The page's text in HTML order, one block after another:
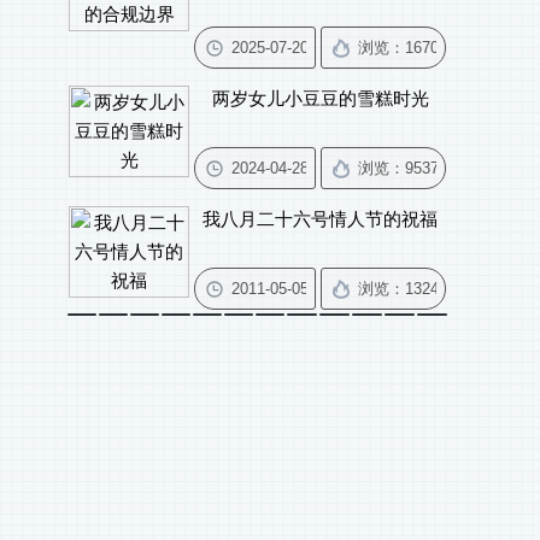
两岁女儿小豆豆的雪糕时光
我八月二十六号情人节的祝福